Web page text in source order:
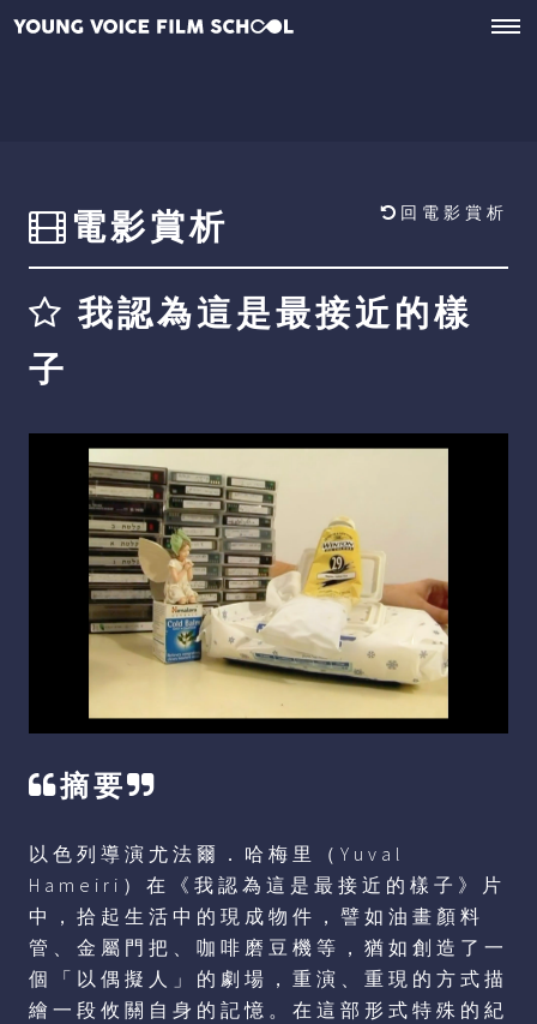
電影賞析 回電影賞析
我認為這是最接近的樣
子
摘要
以色列導演尤法爾．哈梅里（Yuval
Hameiri）在《我認為這是最接近的樣子》片
中，拾起生活中的現成物件，譬如油畫顏料
管、金屬門把、咖啡磨豆機等，猶如創造了一
個「以偶擬人」的劇場，重演、重現的方式描
繪一段攸關自身的記憶。在這部形式特殊的紀